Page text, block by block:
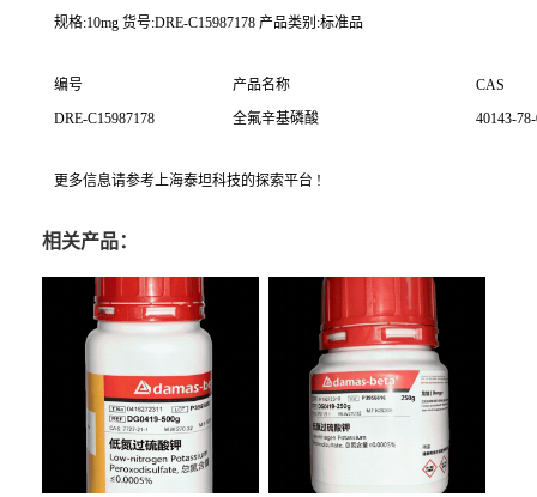
规格:10mg 货号:DRE-C15987178 产品类别:标准品
编号 产品名称
CAS
DRE-C15987178
全氟辛基磷酸 40143-
更多信息请参考上海泰坦科技的探索平台 !
相关产品：